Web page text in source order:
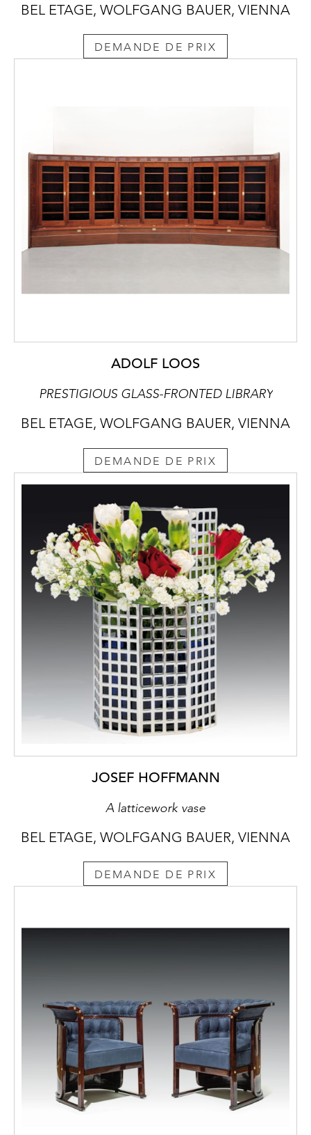
BEL ETAGE, WOLFGANG BAUER, VIENNA
DEMANDE DE PRIX
ADOLF LOOS
PRESTIGIOUS GLASS-FRONTED LIBRARY
BEL ETAGE, WOLFGANG BAUER, VIENNA
DEMANDE DE PRIX
JOSEF HOFFMANN
A latticework vase
BEL ETAGE, WOLFGANG BAUER, VIENNA
DEMANDE DE PRIX